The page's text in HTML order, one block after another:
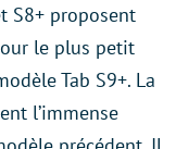
S8+ proposent
le plus petit
Tab S9+. La
l’immense